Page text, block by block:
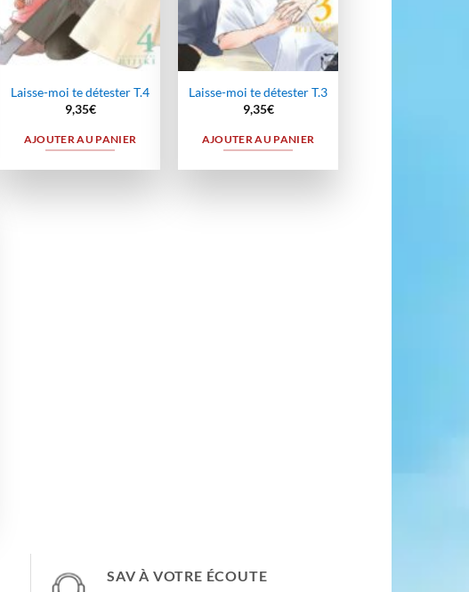
Laisse-moi te détester T.4
9,35€
AJOUTER AU PANIER
Laisse-moi te détester T.3
9,35€
AJOUTER AU PANIER
SAV À VOTRE ÉCOUTE